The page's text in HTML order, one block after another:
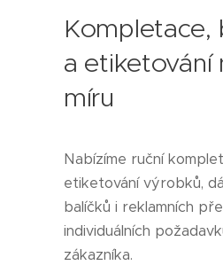
Kompletace,
a etiketování
míru
Nabízíme ruční
etiketování výrobků,
balíčků i reklamních
individuálních
zákazníka.